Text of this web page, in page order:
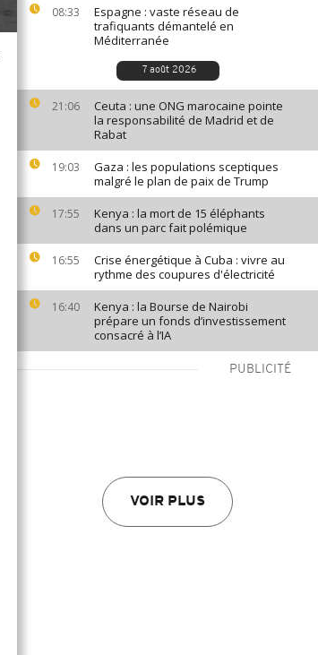
08:33
Espagne : vaste réseau de
trafiquants démantelé en
Méditerranée
7 août 2026
21:06
Ceuta : une ONG marocaine pointe
la responsabilité de Madrid et de
Rabat
19:03
Gaza : les populations sceptiques
malgré le plan de paix de Trump
17:55
Kenya : la mort de 15 éléphants
dans un parc fait polémique
16:55
Crise énergétique à Cuba : vivre au
rythme des coupures d'électricité
16:40
Kenya : la Bourse de Nairobi
prépare un fonds d’investissement
consacré à l’IA
PUBLICITÉ
VOIR PLUS